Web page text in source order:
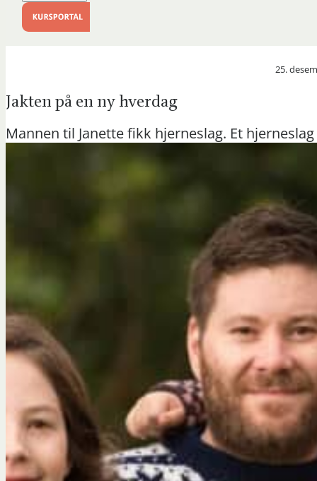
25.
Jakten på en ny hverdag
Mannen til Janette fikk hjerneslag. Et